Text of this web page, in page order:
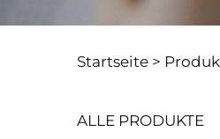
Startseite >
ALLE PRODUKTE